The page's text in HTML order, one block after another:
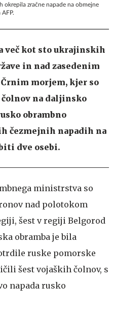
okrepila zračne napade na obmejne
več kot sto ukrajinskih
in nad zasedenim
morjem, kjer so
na daljinsko
obrambno
čezmejnih napadih na
dve osebi.
ministrstva so
nad polotokom
šest v regiji Belgorod
obramba je bila
ruske pomorske
šest vojaških čolnov, s
napada rusko